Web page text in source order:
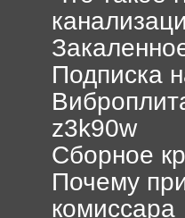
Подписка
z3k90w
Сборное
Почему
комиссара